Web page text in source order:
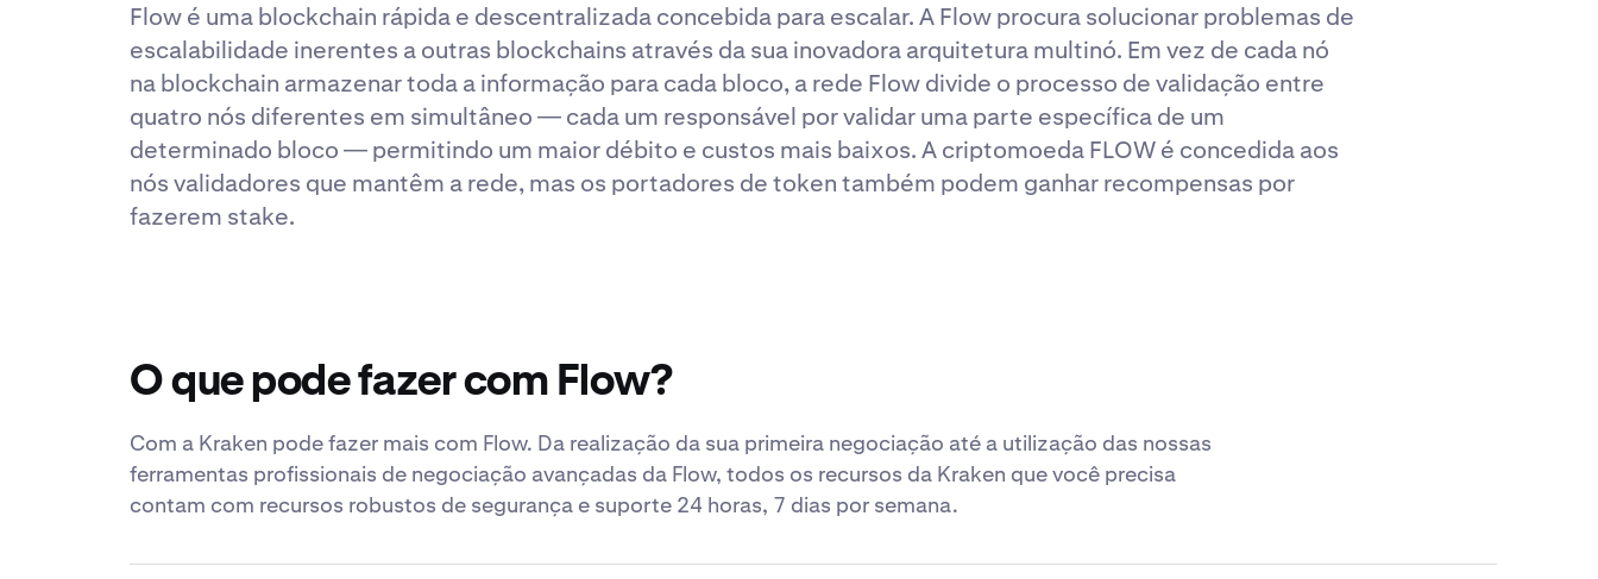
Flow é uma blockchain rápida e descentralizada concebida para escalar. A Flow procura solucionar problemas de
escalabilidade inerentes a outras blockchains através da sua inovadora arquitetura multinó. Em vez de cada nó
na blockchain armazenar toda a informação para cada bloco, a rede Flow divide o processo de validação entre
quatro nós diferentes em simultâneo — cada um responsável por validar uma parte específica de um
determinado bloco — permitindo um maior débito e custos mais baixos. A criptomoeda FLOW é concedida aos
nós validadores que mantêm a rede, mas os portadores de token também podem ganhar recompensas por
fazerem stake.
O que pode fazer com Flow?
Com a Kraken pode fazer mais com Flow. Da realização da sua primeira negociação até a utilização das nossas
ferramentas profissionais de negociação avançadas da Flow, todos os recursos da Kraken que você precisa
contam com recursos robustos de segurança e suporte 24 horas, 7 dias por semana.